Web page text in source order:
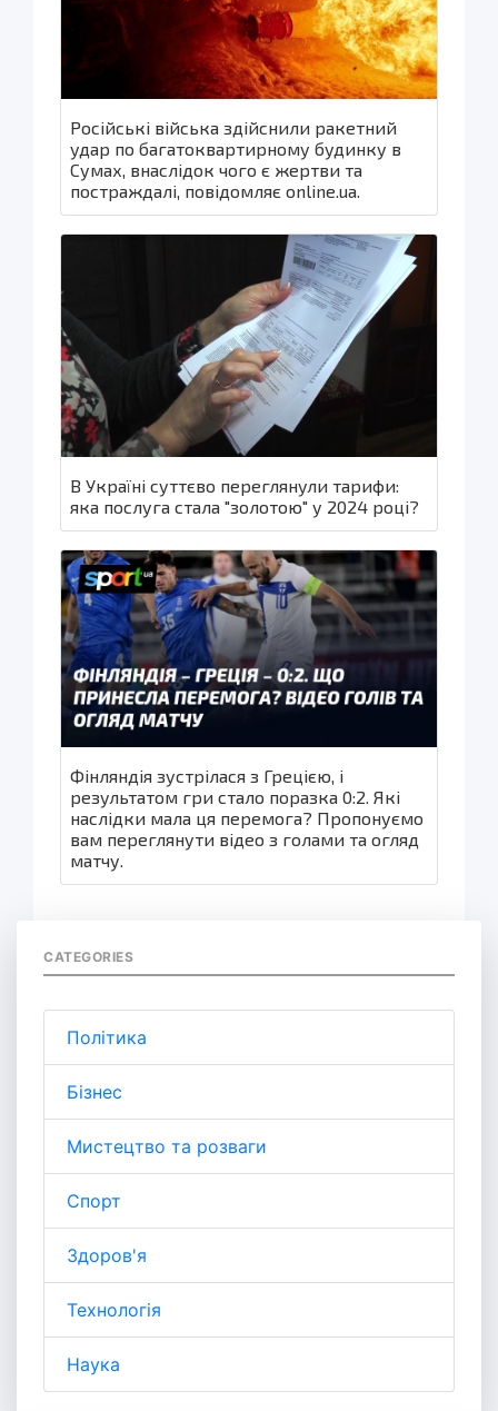
Російські війська здійснили ракетний
удар по багатоквартирному будинку в
Сумах, внаслідок чого є жертви та
постраждалі, повідомляє online.ua.
В Україні суттєво переглянули тарифи:
яка послуга стала "золотою" у 2024 році?
Фінляндія зустрілася з Грецією, і
результатом гри стало поразка 0:2. Які
наслідки мала ця перемога? Пропонуємо
вам переглянути відео з голами та огляд
матчу.
CATEGORIES
Політика
Бізнес
Мистецтво та розваги
Спорт
Здоров'я
Технологія
Наука